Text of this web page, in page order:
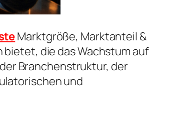
Marktgröße, Marktanteil &
die das Wachstum auf
Branchenstruktur, der
und